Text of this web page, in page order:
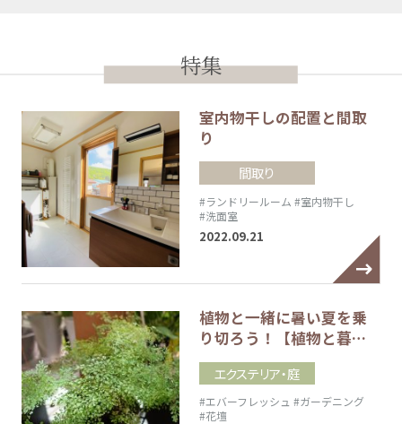
特集
室内物干しの配置と間取
り
間取り
#ランドリールーム #室内物干し
#洗面室
2022.09.21
植物と一緒に暑い夏を乗
り切ろう！【植物と暮…
エクステリア・庭
#エバーフレッシュ #ガーデニング
#花壇